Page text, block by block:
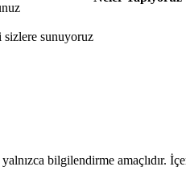
sizlere sunuyoruz
bilgilendirme